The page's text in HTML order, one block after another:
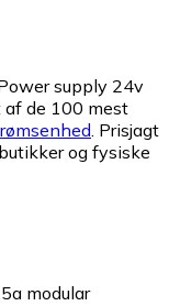
supply 24v
af de 100 mest
. Prisjagt
og fysiske
modular